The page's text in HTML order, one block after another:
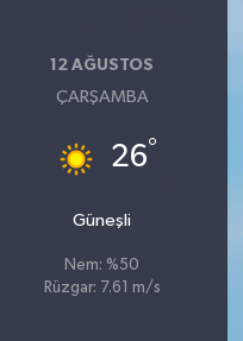
12 AĞUSTOS
ÇARŞAMBA
26°
Güneşli
Nem: %50
Rüzgar: 7.61 m/s